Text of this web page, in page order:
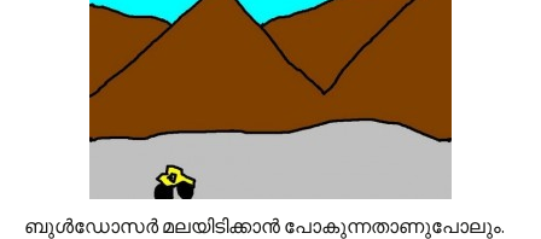
ബുള്‍ഡോസര്‍ മലയിടിക്കാന്‍ പോകുന്നതാണുപോലും.